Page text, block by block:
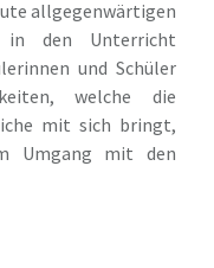
allgegenwärtigen
in den Unterricht
und Schüler
welche die
mit sich bringt,
Umgang mit den